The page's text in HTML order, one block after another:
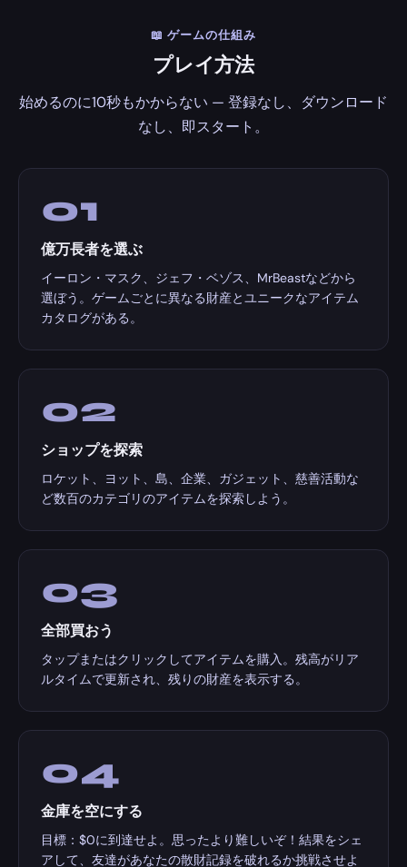
📖 ゲームの仕組み
プレイ方法
始めるのに10秒もかからない — 登録なし、ダウンロード
なし、即スタート。
01
億万長者を選ぶ
イーロン・マスク、ジェフ・ベゾス、MrBeastなどから
選ぼう。ゲームごとに異なる財産とユニークなアイテム
カタログがある。
02
ショップを探索
ロケット、ヨット、島、企業、ガジェット、慈善活動な
ど数百のカテゴリのアイテムを探索しよう。
03
全部買おう
タップまたはクリックしてアイテムを購入。残高がリア
ルタイムで更新され、残りの財産を表示する。
04
金庫を空にする
目標：$0に到達せよ。思ったより難しいぞ！結果をシェ
アして、友達があなたの散財記録を破れるか挑戦させよ